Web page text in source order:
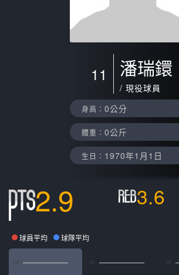
11 潘瑞鐶
/ 現役球員
身高： 0公分
體重： 0公斤
生日： 1970年1月1日
2.9 3.6
球員平均 球隊平均
50 20